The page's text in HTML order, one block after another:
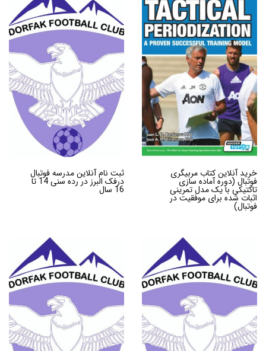
خرید آنلاین کتاب مربیگری
فوتبال (دوره آماده سازی
تاکتیکی با یک مدل تمرینی
اثبات شده برای موفقیت در
فوتبال)
ثبت نام آنلاین مدرسه فوتبال
درفک البرز در رده سنی 14 تا
16 سال